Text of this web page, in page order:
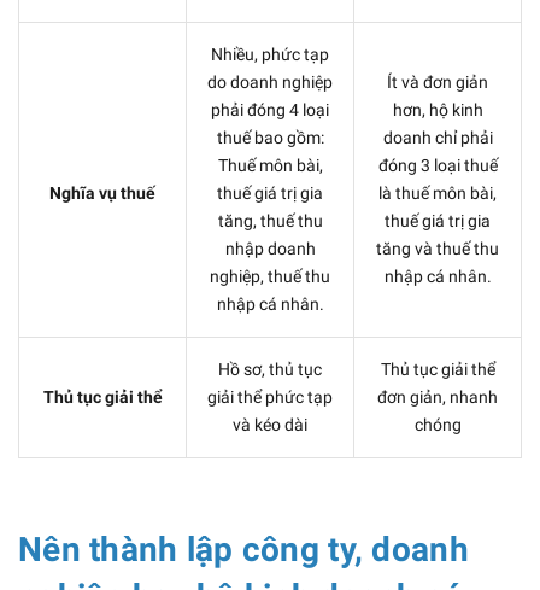
Nghĩa vụ thuế
Nhiều, phức tạp
do doanh nghiệp
phải đóng 4 loại
thuế bao gồm:
Thuế môn bài,
thuế giá trị gia
tăng, thuế thu
nhập doanh
nghiệp, thuế thu
nhập cá nhân.
Ít và đơn giản
hơn, hộ kinh
doanh chỉ phải
đóng 3 loại thuế
là thuế môn bài,
thuế giá trị gia
tăng và thuế thu
nhập cá nhân.
Thủ tục giải thể
Hồ sơ, thủ tục
giải thể phức tạp
và kéo dài
Thủ tục giải thể
đơn giản, nhanh
chóng
Nên thành lập công ty, doanh